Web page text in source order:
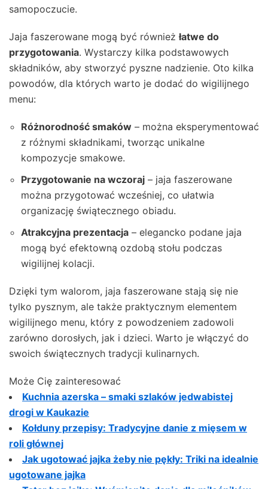
samopoczucie.
Jaja faszerowane mogą być równieżłatwe do
przygotowania. Wystarczy kilka podstawowych
składników, aby stworzyć pyszne nadzienie. Oto kilka
powodów, dla których warto je dodać do wigilijnego
menu:
Różnorodność smaków – można eksperymentować
z różnymi składnikami, tworząc unikalne
kompozycje smakowe.
Przygotowanie na wczoraj – jaja faszerowane
można przygotować wcześniej, co ułatwia
organizację świątecznego obiadu.
Atrakcyjna prezentacja – elegancko podane jaja
mogą być efektowną ozdobą stołu podczas
wigilijnej kolacji.
Dzięki tym walorom, jaja faszerowane stają się nie
tylko pysznym, ale także praktycznym elementem
wigilijnego menu, który z powodzeniem zadowoli
zarówno dorosłych, jak i dzieci. Warto je włączyć do
swoich świątecznych tradycji kulinarnych.
Może Cię zainteresować
Kuchnia azerska – smaki szlaków jedwabistej
drogi w Kaukazie
Kołduny przepisy: Tradycyjne danie z mięsem w
roli głównej
Jak ugotować jajka żeby nie pękły: Triki na idealnie
ugotowane jajka